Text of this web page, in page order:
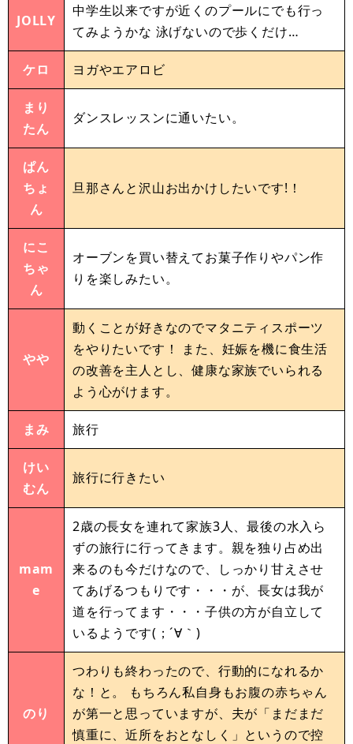
JOLLY
中学生以来ですが近くのプールにでも行っ
てみようかな 泳げないので歩くだけ…
ケロ ヨガやエアロビ
まり
たん
ダンスレッスンに通いたい。
ぱん
ちょ
ん
旦那さんと沢山お出かけしたいです!！
にこ
ちゃ
ん
オーブンを買い替えてお菓子作りやパン作
りを楽しみたい。
やや
動くことが好きなのでマタニティスポーツ
をやりたいです！ また、妊娠を機に食生活
の改善を主人とし、健康な家族でいられる
よう心がけます。
まみ 旅行
けい
むん
旅行に行きたい
mam
e
2歳の長女を連れて家族3人、最後の水入ら
ずの旅行に行ってきます。親を独り占め出
来るのも今だけなので、しっかり甘えさせ
てあげるつもりです・・・が、長女は我が
道を行ってます・・・子供の方が自立して
いるようです(；´∀｀)
のり
つわりも終わったので、行動的になれるか
な！と。 もちろん私自身もお腹の赤ちゃん
が第一と思っていますが、夫が「まだまだ
慎重に、近所をおとなしく」というので控